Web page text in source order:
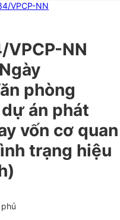
VPCP-NN
NN
phòng
án phát
vốn cơ quan
trạng hiệu